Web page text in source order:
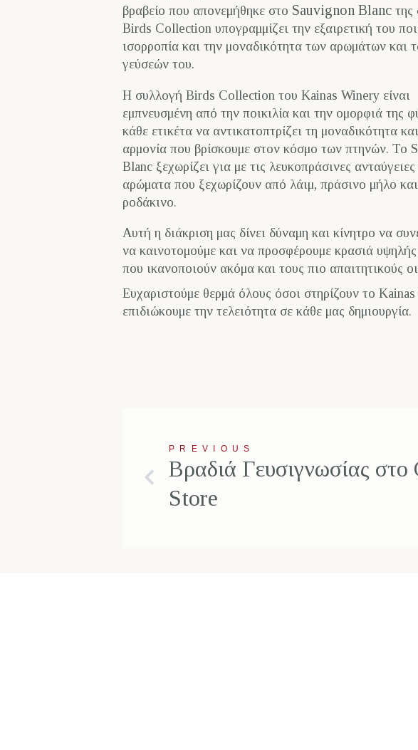
βραβείο που απονεμήθηκε στο Sauvignon Blanc της
Birds Collection υπογραμμίζει την εξαιρετική του
ισορροπία και την μοναδικότητα των αρωμάτων και
γεύσεών του.
Η συλλογή Birds Collection του Kainas Winery είναι
εμπνευσμένη από την ποικιλία και την ομορφιά της
κάθε ετικέτα να αντικατοπτρίζει τη μοναδικότητα
αρμονία που βρίσκουμε στον κόσμο των πτηνών. Το
Blanc ξεχωρίζει για με τις λευκοπράσινες
αρώματα που ξεχωρίζουν από λάιμ, πράσινο μήλο
ροδάκινο.
Αυτή η διάκριση μας δίνει δύναμη και κίνητρο να
να καινοτομούμε και να προσφέρουμε κρασιά υψηλής
που ικανοποιούν ακόμα και τους πιο απαιτητικούς
Ευχαριστούμε θερμά όλους όσοι στηρίζουν το
επιδιώκουμε την τελειότητα σε κάθε μας δημιουργία.
PREVIOUS
Βραδιά Γευσιγνωσίας στo
Store